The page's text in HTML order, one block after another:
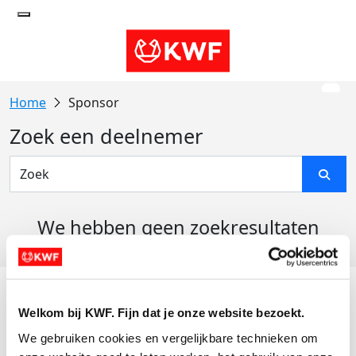
Welkom bij KWF. Fijn dat je onze website bezoekt.
We gebruiken cookies en vergelijkbare technieken om
Sponsor
Zoek een deelnemer
We hebben geen zoekresultaten
Actiematerialen
Evenementen